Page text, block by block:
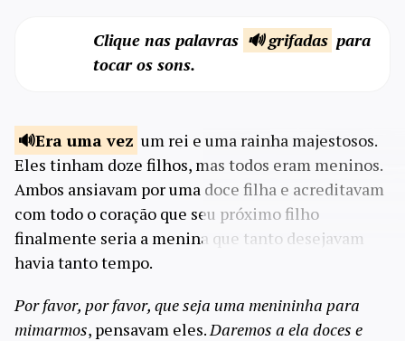
Clique nas palavras 🔊 grifadas para
tocar os sons.
Era umavez um rei e uma rainha majestosos.
Eles tinham doze filhos, mas todos eram meninos.
Ambos ansiavam por uma doce filha e acreditavam
com todo o coração que seu próximo filho
finalmente seria a menina que tanto desejavam
havia tanto tempo.
Por favor, por favor, que seja uma menininha para
mimarmos, pensavam eles.Daremos a ela doces e